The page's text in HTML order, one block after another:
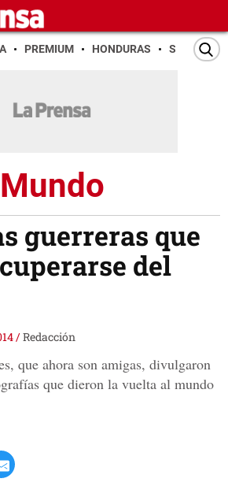
PREMIUM HONDURAS SAN PEDRO
Mundo
guerreras que
del
/Redacción
que ahora son amigas, divulgaron
que dieron la vuelta al mundo